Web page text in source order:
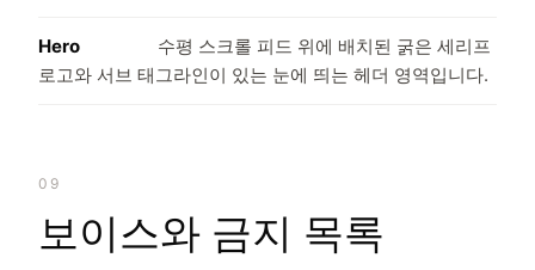
Hero
수평 스크롤 피드 위에 배치된 굵은 세리프
로고와 서브 태그라인이 있는 눈에 띄는 헤더 영역입니다.
09
보이스와 금지 목록